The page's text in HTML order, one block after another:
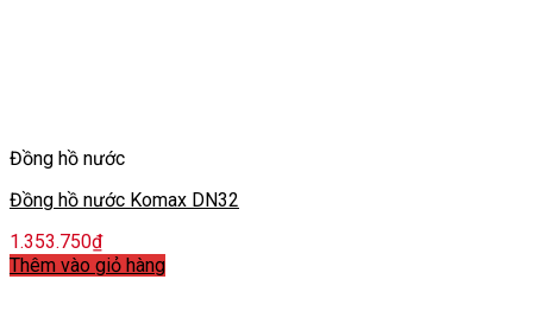
Đồng hồ nước
Đồng hồ nước Komax DN32
1.353.750₫
Thêm vào giỏ hàng